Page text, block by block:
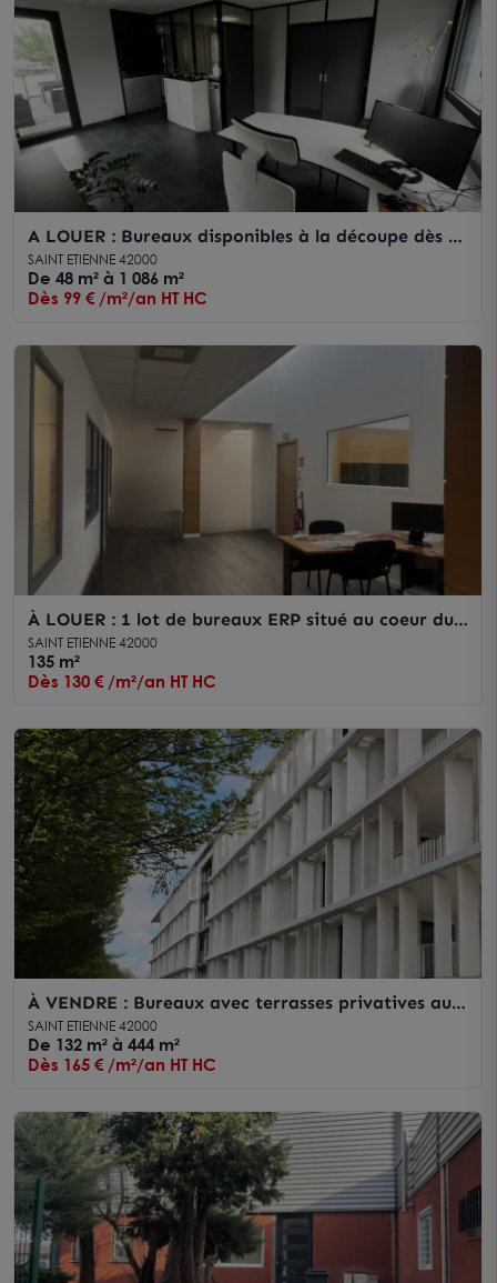
A LOUER : Bureaux disponibles à la découpe dès 48
m² à Saint-Etienne
SAINT ETIENNE 42000
De 48 m² à 1 086 m²
Dès 99 € /m²/an HT HC
À LOUER : 1 lot de bureaux ERP situé au coeur du
quartier du Technopole à Saint-Etienne
SAINT ETIENNE 42000
135 m²
Dès 130 € /m²/an HT HC
À VENDRE : Bureaux avec terrasses privatives au
sein de l'immeuble en R+ 4 "Le Saint-Exupéry" à
Saint-Etienne
SAINT ETIENNE 42000
De 132 m² à 444 m²
Dès 165 € /m²/an HT HC